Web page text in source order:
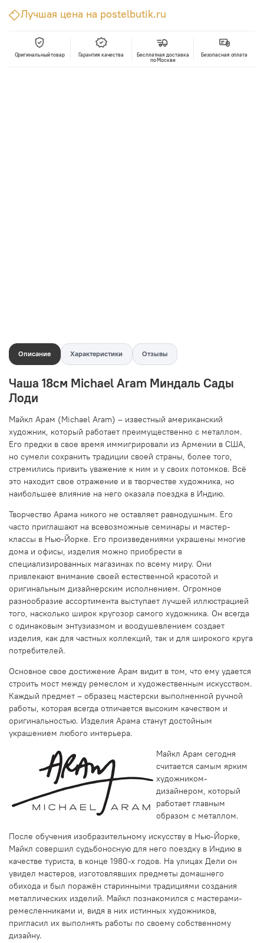
Лучшая цена на postelbutik.ru
Оригинальный товар Гарантия качества
Бесплатная доставка
по Москве
Безопасная оплата
Описание Характеристики Отзывы
Чаша 18см Michael Aram Миндаль Сады
Лоди
Майкл Арам (Michael Aram) – известный американский
художник, который работает преимущественно с металлом.
Его предки в свое время иммигрировали из Армении в США,
но сумели сохранить традиции своей страны, более того,
стремились привить уважение к ним и у своих потомков. Всё
это находит свое отражение и в творчестве художника, но
наибольшее влияние на него оказала поездка в Индию.
Творчество Арама никого не оставляет равнодушным. Его
часто приглашают на всевозможные семинары и мастер-
классы в Нью-Йорке. Его произведениями украшены многие
дома и офисы, изделия можно приобрести в
специализированных магазинах по всему миру. Они
привлекают внимание своей естественной красотой и
оригинальным дизайнерским исполнением. Огромное
разнообразие ассортимента выступает лучшей иллюстрацией
того, насколько широк кругозор самого художника. Он всегда
с одинаковым энтузиазмом и воодушевлением создает
изделия, как для частных коллекций, так и для широкого круга
потребителей.
Основное свое достижение Арам видит в том, что ему удается
строить мост между ремеслом и художественным искусством.
Каждый предмет – образец мастерски выполненной ручной
работы, которая всегда отличается высоким качеством и
оригинальностью. Изделия Арама станут достойным
украшением любого интерьера.
Майкл Арам сегодня
считается самым ярким
художником-
дизайнером, который
работает главным
образом с металлом.
После обучения изобразительному искусству в Нью-Йорке,
Майкл совершил судьбоносную для него поездку в Индию в
качестве туриста, в конце 1980-х годов. На улицах Дели он
увидел мастеров, изготовлявших предметы домашнего
обихода и был поражён старинными традициями создания
металлических изделий. Майкл познакомился с мастерами-
ремесленниками и, видя в них истинных художников,
пригласил их выполнять работы по своему собственному
дизайну.